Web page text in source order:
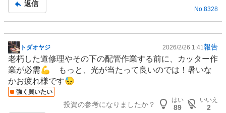
事
返信
No. 8328
掲
示
板
記
事
トダオヤジ 2026/2/26 1:41 報告
老朽した道修理やその下の配管作業する前に、カッター作
業が必需💪 もっと、光が当たって良いのでは！暑いな
かお疲れ様です😓
強く買いたい
投資の参考になりましたか？
はい
89
いいえ
2